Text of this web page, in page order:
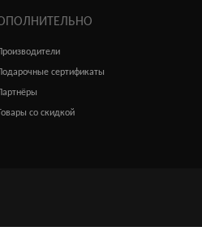
сертификаты
со скидкой